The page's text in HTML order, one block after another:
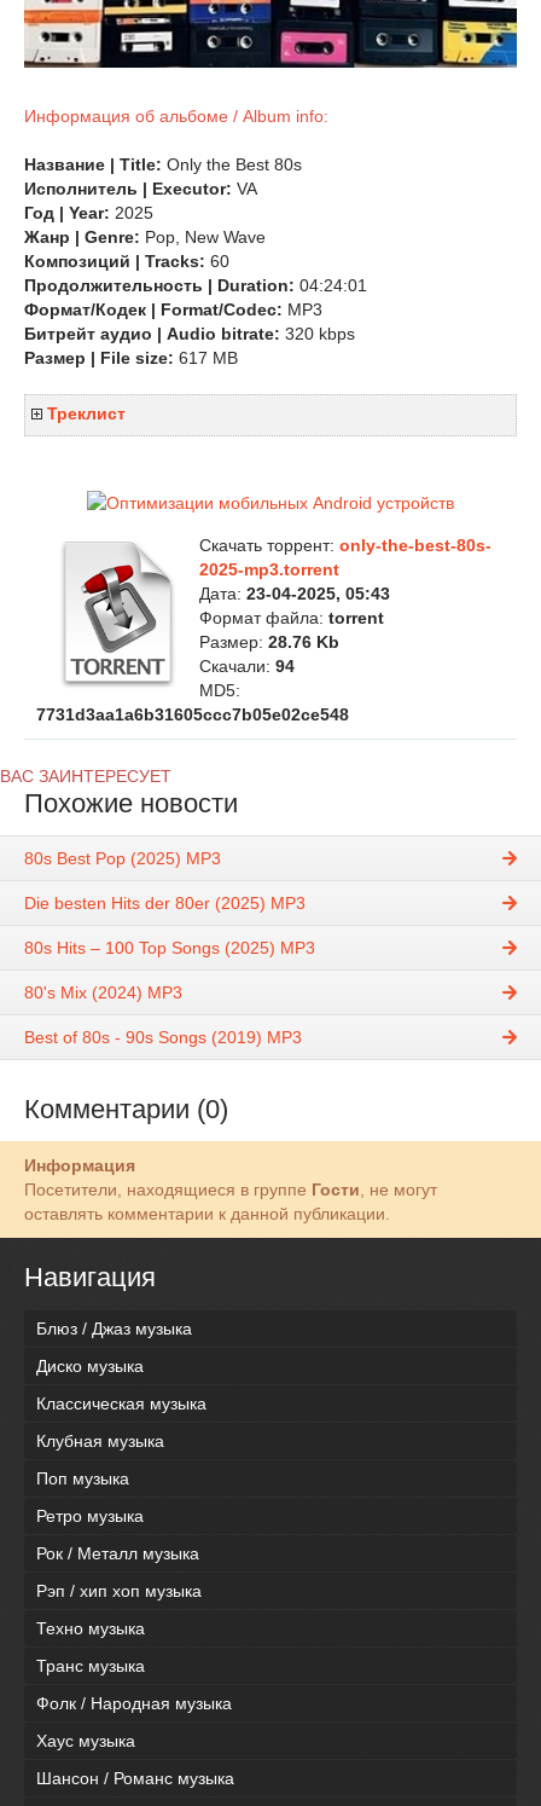
Информация об альбоме / Album info:
Название | Title: Only the Best 80s
Исполнитель | Executor: VA
Год | Year: 2025
Жанр | Genre: Pop, New Wave
Композиций | Tracks: 60
Продолжительность | Duration: 04:24:01
Формат/Кодек | Format/Codec: MP3
Битрейт аудио | Audio bitrate: 320 kbps
Размер | File size: 617 MB
Треклист
Скачать торрент: only-the-best-80s-
2025-mp3.torrent
Дата: 23-04-2025, 05:43
Формат файла: torrent
Размер: 28.76 Kb
Скачали: 94
MD5:
7731d3aa1a6b31605ccc7b05e02ce548
ВАС ЗАИНТЕРЕСУЕТ
Похожие новости
80s Best Pop (2025) MP3
Die besten Hits der 80er (2025) MP3
80s Hits – 100 Top Songs (2025) MP3
80's Mix (2024) MP3
Best of 80s - 90s Songs (2019) MP3
Комментарии (0)
Информация
Посетители, находящиеся в группе Гости, не могут
оставлять комментарии к данной публикации.
Навигация
Блюз / Джаз музыка
Диско музыка
Классическая музыка
Клубная музыка
Поп музыка
Ретро музыка
Рок / Металл музыка
Рэп / хип хоп музыка
Техно музыка
Транс музыка
Фолк / Народная музыка
Хаус музыка
Шансон / Романс музыка